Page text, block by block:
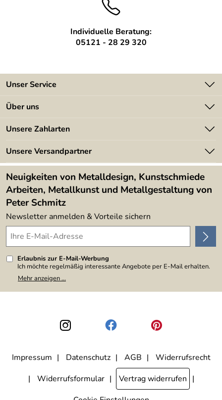
Individuelle Beratung:
05121 - 28 29 320
Unser Service
Kontakt
Kundeninformationen
Newsletter
Lieferbedingungen
Über uns
Angebote
Kundenbewertungen (394)
4,9/5
Unsere Zahlarten
Unsere Versandpartner
Neuigkeiten von Metalldesign, Kunstschmiede
Arbeiten, Metallkunst und Metallgestaltung von
Peter Schmitz
Newsletter anmelden & Vorteile sichern
Erlaubnis zur E-Mail-Werbung
Ich möchte regelmäßig interessante Angebote per E-Mail erhalten.
Meine E-Mail-Adresse wird nicht an andere Unternehmen
weitergegeben. Zu statistischen Zwecken wird in anonymer Form
den Link "Abmelden" am Ende des Newsletters anklicke. Die
Datenschutzerklärung
habe ich zur Kenntnis genommen.
Mehr anzeigen ...
Impressum Datenschutz AGB
Widerrufsrecht
Widerrufsformular
Vertrag widerrufen